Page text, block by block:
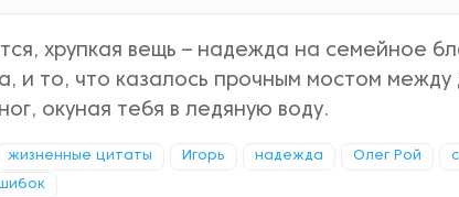
хрупкая вещь – надежда на семейное
и то, что казалось прочным мостом между
окуная тебя в ледяную воду.
жизненные цитаты Игорь надежда Олег Рой